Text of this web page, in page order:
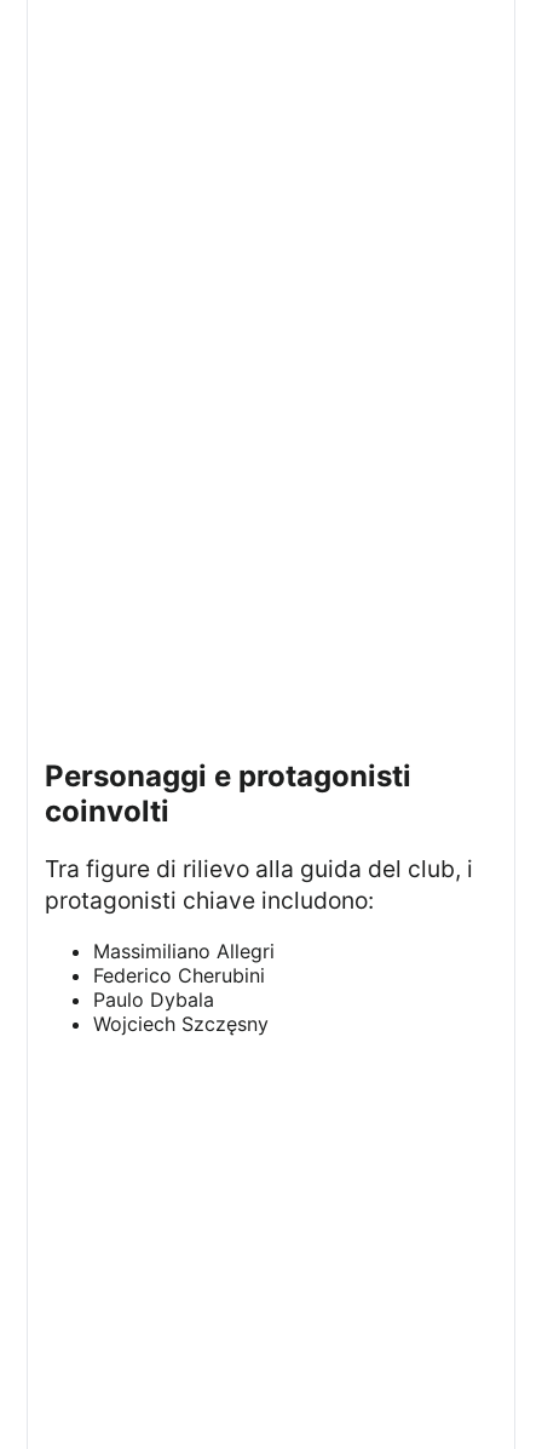
personaggi e protagonisti
coinvolti
Tra figure di rilievo alla guida del club, i
protagonisti chiave includono:
Massimiliano Allegri
Federico Cherubini
Paulo Dybala
Wojciech Szczęsny